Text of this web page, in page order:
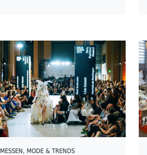
MESSEN, MODE & TRENDS